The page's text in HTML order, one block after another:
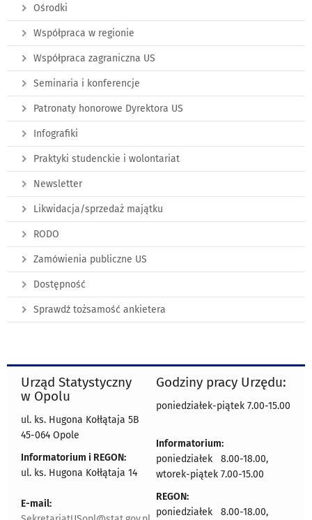
Ośrodki
Współpraca w regionie
Współpraca zagraniczna US
Seminaria i konferencje
Patronaty honorowe Dyrektora US
Infografiki
Praktyki studenckie i wolontariat
Newsletter
Likwidacja/sprzedaż majątku
RODO
Zamówienia publiczne US
Dostępność
Sprawdź tożsamość ankietera
Urząd Statystyczny
w Opolu
ul. ks. Hugona Kołłątaja 5B
45-064 Opole
Informatorium i REGON:
ul. ks. Hugona Kołłątaja 14
E-mail:
Godziny pracy Urzędu:
poniedziałek-piątek 7.00-15.00
Informatorium:
poniedziałek 8.00-18.00,
wtorek-piątek 7.00-15.00
REGON:
poniedziałek 8.00-18.00,